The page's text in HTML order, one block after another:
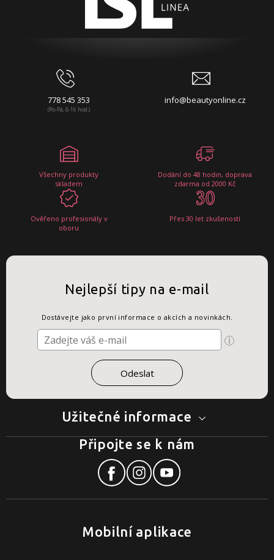
778 545 353
(Po-Pá, 8-16 hod.)
info@beautyonline.cz
Všechny produkty
skladem
Dodání do 48 hodin, doprava
zdarma od 2000 Kč
Ověřeno profesionály v
oboru
Přes 30 let zkušeností
Užitečné informace
Nejlepší tipy na e-mail
Dostávejte jako první informace o akcích a novinkách.
Mobilní aplikace
Připojte se k nám